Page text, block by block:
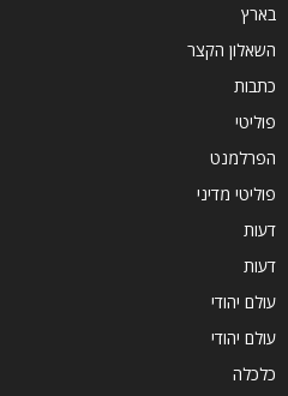
בארץ
השאלון הקצר
כתבות
פוליטי
הפרלמנט
פוליטי מדיני
דעות
דעות
עולם יהודי
עולם יהודי
כלכלה